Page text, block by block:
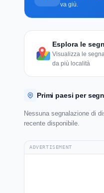
va giù.
Esplora le
Visualizza le
da più località
Primi paesi per
Nessuna segnalazione di
recente disponibile.
ADVERTISEMENT